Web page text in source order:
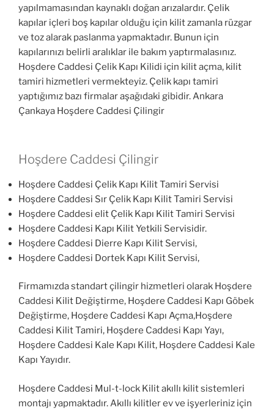
yapılmamasından kaynaklı doğan arızalardır. Çelik
kapılar içleri boş kapılar olduğu için kilit zamanla rüzgar
ve toz alarak paslanma yapmaktadır. Bunun için
kapılarınızı belirli aralıklar ile bakım yaptırmalasınız.
Hoşdere Caddesi Çelik Kapı Kilidi için kilit açma, kilit
tamiri hizmetleri vermekteyiz. Çelik kapı tamiri
yaptığımız bazı firmalar aşağıdaki gibidir. Ankara
Çankaya Hoşdere Caddesi Çilingir
Hoşdere Caddesi Çilingir
Hoşdere Caddesi Çelik Kapı Kilit Tamiri Servisi
Hoşdere Caddesi Sır Çelik Kapı Kilit Tamiri Servisi
Hoşdere Caddesi elit Çelik Kapı Kilit Tamiri Servisi
Hoşdere Caddesi Kapı Kilit Yetkili Servisidir.
Hoşdere Caddesi Dierre Kapı Kilit Servisi,
Hoşdere Caddesi Dortek Kapı Kilit Servisi,
Firmamızda standart çilingir hizmetleri olarak Hoşdere
Caddesi Kilit Değiştirme, Hoşdere Caddesi Kapı Göbek
Değiştirme, Hoşdere Caddesi Kapı Açma,Hoşdere
Caddesi Kilit Tamiri, Hoşdere Caddesi Kapı Yayı,
Hoşdere Caddesi Kale Kapı Kilit, Hoşdere Caddesi Kale
Kapı Yayıdır.
Hoşdere Caddesi Mul-t-lock Kilit akıllı kilit sistemleri
montajı yapmaktadır. Akıllı kilitler ev ve işyerleriniz için